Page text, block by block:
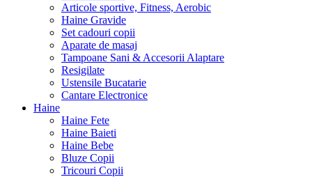
Articole sportive, Fitness, Aerobic
Haine Gravide
Set cadouri copii
Aparate de masaj
Tampoane Sani & Accesorii Alaptare
Resigilate
Ustensile Bucatarie
Cantare Electronice
Haine
Haine Fete
Haine Baieti
Haine Bebe
Bluze Copii
Tricouri Copii